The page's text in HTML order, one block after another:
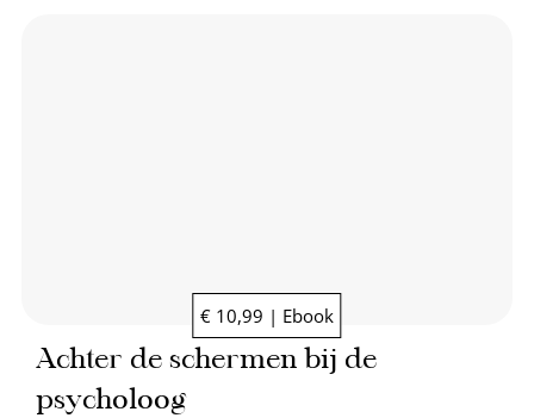
€ 10,99 | Ebook
Achter de schermen bij de
psycholoog